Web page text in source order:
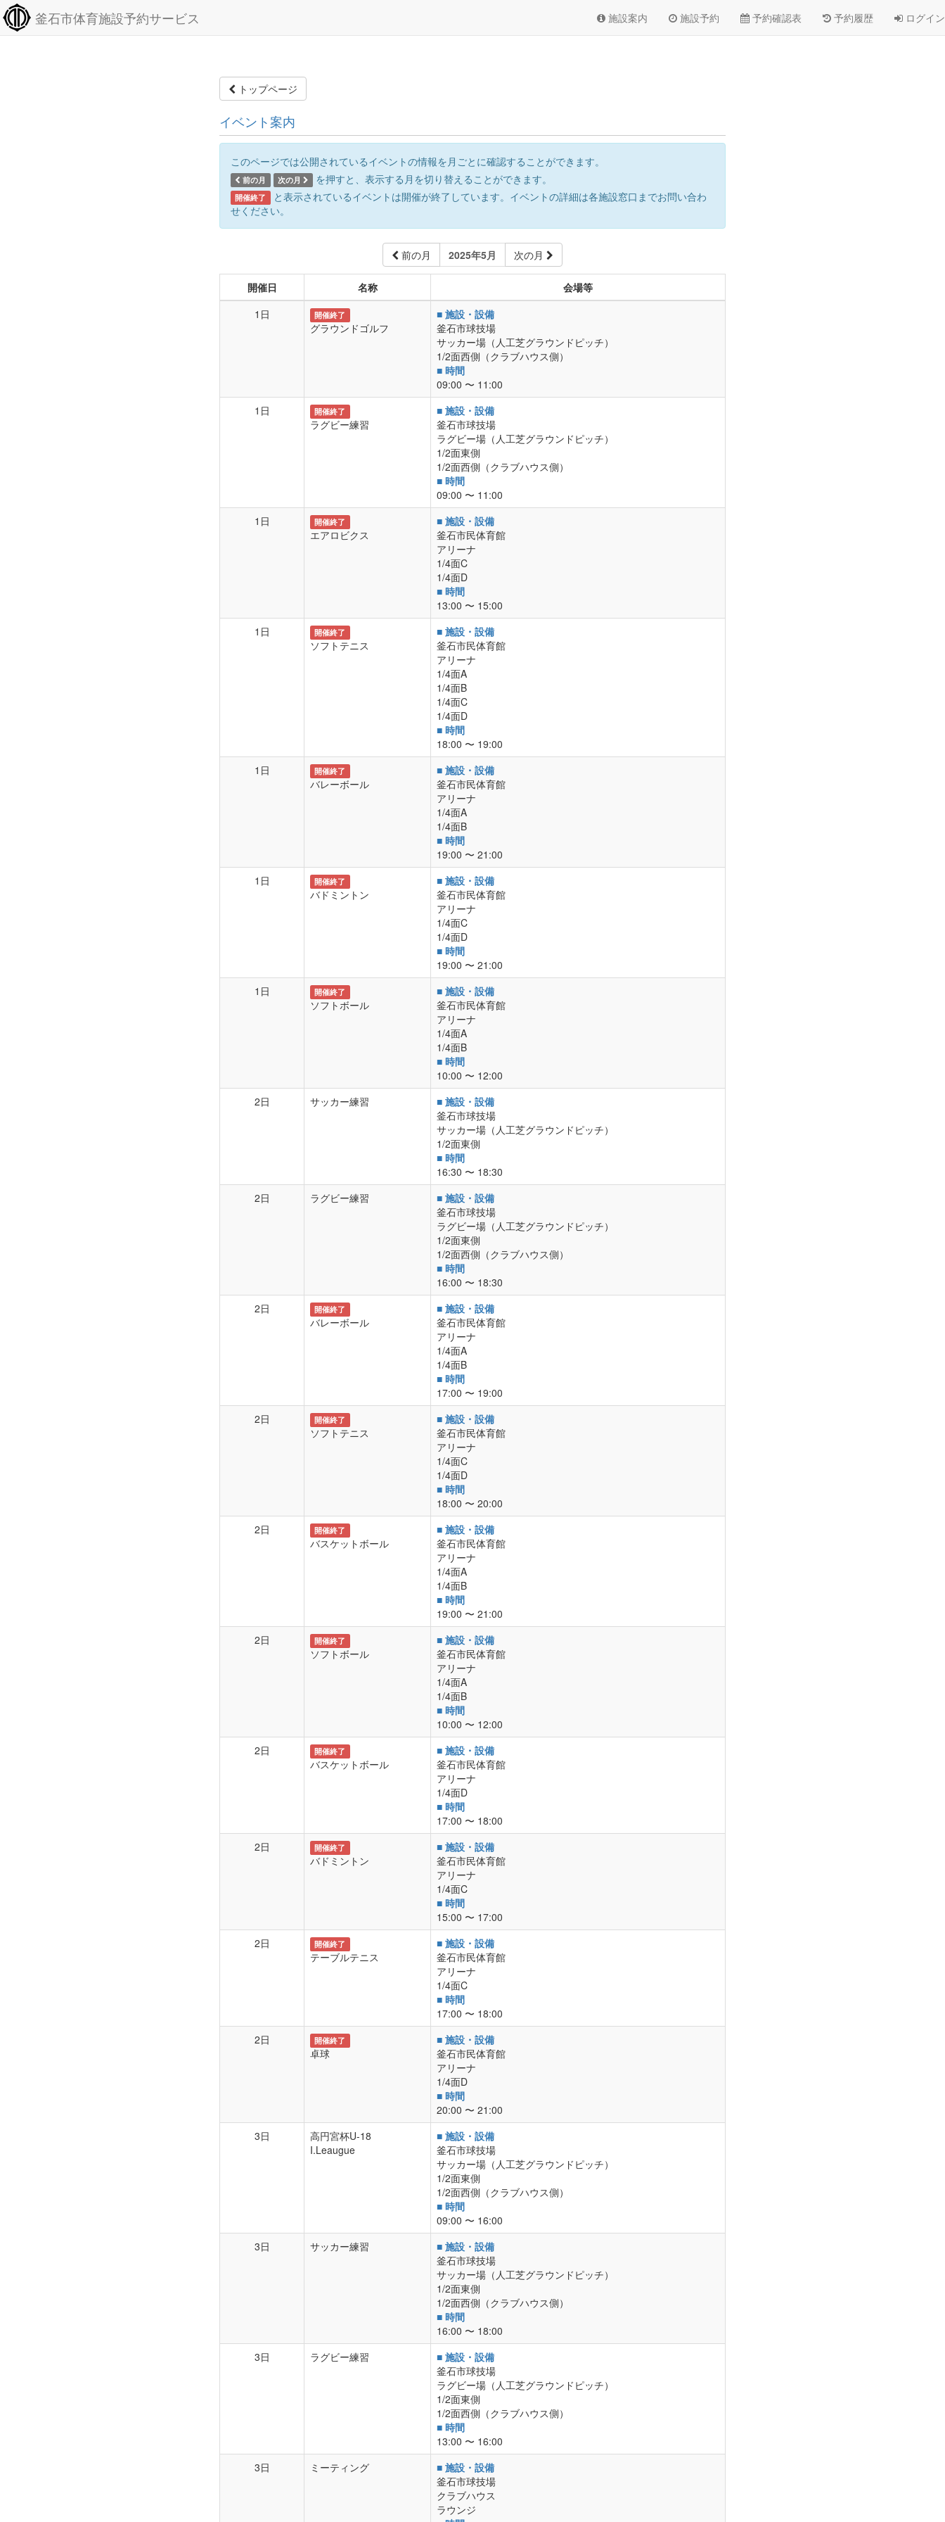
釜石市体育施設予約サービス 施設案内 施設予約 予約確認表 予約履歴 ログイン
トップページ
イベント案内
このページでは公開されているイベントの情報を月ごとに確認することができます。
前の月 次の月 を押すと、表示する月を切り替えることができます。
開催終了 と表示されているイベントは開催が終了しています。イベントの詳細は各施設窓口までお問い合わ
せください。
前の月 2025年5月 次の月
開催日 名称
会場等
1日
開催終了
グラウンドゴルフ
■ 施設・設備
釜石市球技場
サッカー場（人工芝グラウンドピッチ）
1/2面西側（クラブハウス側）
■ 時間
09:00 〜 11:00
1日
開催終了
ラグビー練習
■ 施設・設備
釜石市球技場
ラグビー場（人工芝グラウンドピッチ）
1/2面東側
1/2面西側（クラブハウス側）
■ 時間
09:00 〜 11:00
1日
開催終了
エアロビクス
■ 施設・設備
釜石市民体育館
アリーナ
1/4面C
1/4面D
■ 時間
13:00 〜 15:00
1日
開催終了
ソフトテニス
■ 施設・設備
釜石市民体育館
アリーナ
1/4面A
1/4面B
1/4面C
1/4面D
■ 時間
18:00 〜 19:00
1日
開催終了
バレーボール
■ 施設・設備
釜石市民体育館
アリーナ
1/4面A
1/4面B
■ 時間
19:00 〜 21:00
1日
開催終了
バドミントン
■ 施設・設備
釜石市民体育館
アリーナ
1/4面C
1/4面D
■ 時間
19:00 〜 21:00
1日
開催終了
ソフトボール
■ 施設・設備
釜石市民体育館
アリーナ
1/4面A
1/4面B
■ 時間
10:00 〜 12:00
2日
サッカー練習
■ 施設・設備
釜石市球技場
サッカー場（人工芝グラウンドピッチ）
1/2面東側
■ 時間
16:30 〜 18:30
2日
ラグビー練習
■ 施設・設備
釜石市球技場
ラグビー場（人工芝グラウンドピッチ）
1/2面東側
1/2面西側（クラブハウス側）
■ 時間
16:00 〜 18:30
2日
開催終了
バレーボール
■ 施設・設備
釜石市民体育館
アリーナ
1/4面A
1/4面B
■ 時間
17:00 〜 19:00
2日
開催終了
ソフトテニス
■ 施設・設備
釜石市民体育館
アリーナ
1/4面C
1/4面D
■ 時間
18:00 〜 20:00
2日
開催終了
バスケットボール
■ 施設・設備
釜石市民体育館
アリーナ
1/4面A
1/4面B
■ 時間
19:00 〜 21:00
2日
開催終了
ソフトボール
■ 施設・設備
釜石市民体育館
アリーナ
1/4面A
1/4面B
■ 時間
10:00 〜 12:00
2日
開催終了
バスケットボール
■ 施設・設備
釜石市民体育館
アリーナ
1/4面D
■ 時間
17:00 〜 18:00
2日
開催終了
バドミントン
■ 施設・設備
釜石市民体育館
アリーナ
1/4面C
■ 時間
15:00 〜 17:00
2日
開催終了
テーブルテニス
■ 施設・設備
釜石市民体育館
アリーナ
1/4面C
■ 時間
17:00 〜 18:00
2日
開催終了
卓球
■ 施設・設備
釜石市民体育館
アリーナ
1/4面D
■ 時間
20:00 〜 21:00
3日
高円宮杯U-18
I.Leaugue
■ 施設・設備
釜石市球技場
サッカー場（人工芝グラウンドピッチ）
1/2面東側
1/2面西側（クラブハウス側）
■ 時間
09:00 〜 16:00
3日
サッカー練習
■ 施設・設備
釜石市球技場
サッカー場（人工芝グラウンドピッチ）
1/2面東側
1/2面西側（クラブハウス側）
■ 時間
16:00 〜 18:00
3日
ラグビー練習
■ 施設・設備
釜石市球技場
ラグビー場（人工芝グラウンドピッチ）
1/2面東側
1/2面西側（クラブハウス側）
■ 時間
13:00 〜 16:00
3日
ミーティング
■ 施設・設備
釜石市球技場
クラブハウス
ラウンジ